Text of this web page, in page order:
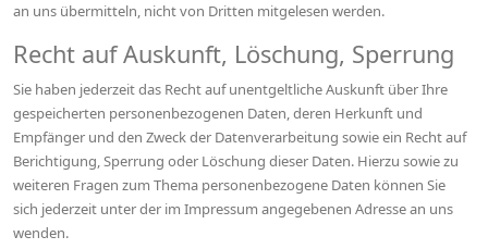
an uns übermitteln, nicht von Dritten mitgelesen werden.
Recht auf Auskunft, Löschung, Sperrung
Sie haben jederzeit das Recht auf unentgeltliche Auskunft über Ihre
gespeicherten personenbezogenen Daten, deren Herkunft und
Empfänger und den Zweck der Datenverarbeitung sowie ein Recht auf
Berichtigung, Sperrung oder Löschung dieser Daten. Hierzu sowie zu
weiteren Fragen zum Thema personenbezogene Daten können Sie
sich jederzeit unter der im Impressum angegebenen Adresse an uns
wenden.